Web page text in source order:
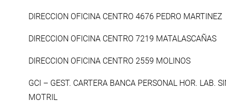
DIRECCION OFICINA CENTRO 4676 PEDRO MARTINEZ
DIRECCION OFICINA CENTRO 7219 MATALASCAÑAS
DIRECCION OFICINA CENTRO 2559 MOLINOS
GCI – GEST. CARTERA BANCA PERSONAL HOR. LAB.
MOTRIL